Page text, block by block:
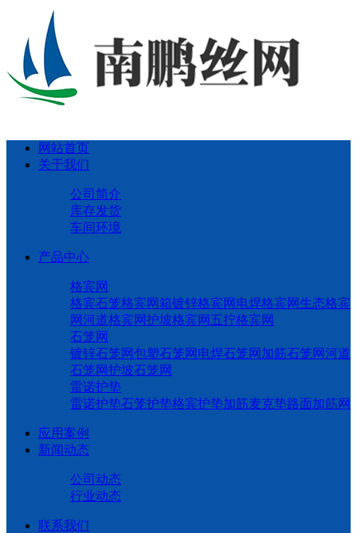
网站首页
关于我们
公司简介
库存发货
车间环境
产品中心
格宾网
格宾石笼格宾网箱镀锌格宾网 电焊格宾网生态格宾
网河道格宾网护坡格宾网 五拧格宾网
石笼网
镀锌石笼网包塑石笼网 电焊石笼网 加筋石笼网河道
石笼网护坡石笼网
雷诺护垫
雷诺护垫石笼护垫格宾护垫加筋麦克垫路面加筋网
应用案例
新闻动态
公司动态
行业动态
联系我们